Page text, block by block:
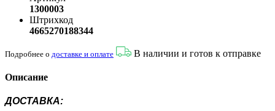
1300003
Штрихкод
4665270188344
Подробнее о доставке и оплате В наличии и готов к отправке
Описание
ДОСТАВКА: